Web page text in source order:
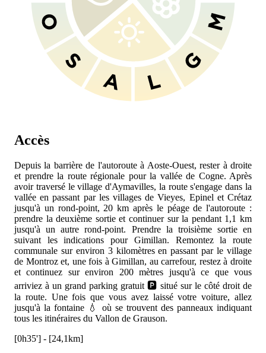
Accès
Depuis la barrière de l'autorouteà Aoste-Ouest, rester à droite
et prendre la route régionale pour la vallée de Cogne. Après
avoir traversé le village d'Aymavilles, la route s'engage dans la
vallée en passant par les villages de Vieyes, Epinel et Crétaz
jusqu'à un rond-point, 20 km après le péage de l'autoroute :
prendre la deuxième sortie et continuer sur la pendant 1,1 km
jusqu'à un autre rond-point. Prendre la troisième sortie en
suivant les indications pour Gimillan. Remontez la route
communale sur environ 3 kilomètres en passant par le village
de Montroz et, une fois à Gimillan, au carrefour, restez à droite
et continuez sur environ 200 mètres jusqu'à ce que vous
arriviez à un grand parking gratuit 🅿️ situé sur le côté droit de
la route. Une fois que vous avez laissé votre voiture, allez
jusqu'à la fontaine 💧 où se trouvent des panneaux indiquant
tous les itinéraires du Vallon de Grauson.
[0h35'] - [24,1km]